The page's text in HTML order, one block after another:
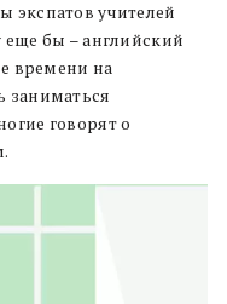
экспатов учителей
бы – английский
времени на
заниматься
говорят о